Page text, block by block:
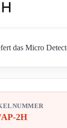
das Micro
2H